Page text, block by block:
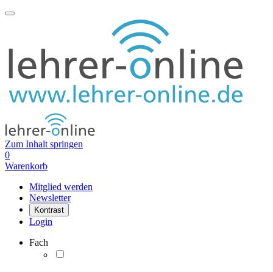
Zum Inhalt springen
0
Warenkorb
Mitglied werden
Newsletter
Kontrast
Login
Fach